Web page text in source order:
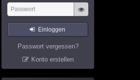
Einloggen
Passwort vergessen?
Konto erstellen